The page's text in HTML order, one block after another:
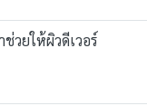
วยให้ผิวดีเวอร์